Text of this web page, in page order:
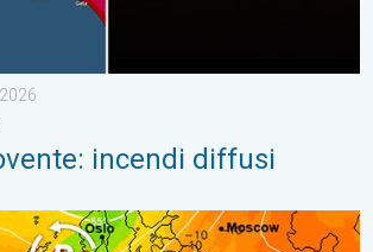
incendi diffusi
dopo l'8 agosto. Previsioni